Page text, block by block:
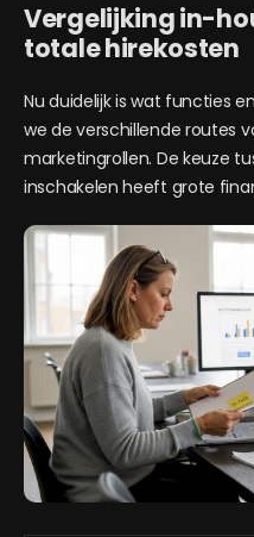
Vergelijking in-
totale hirekosten
Nu duidelijk is wat functies
we de verschillende routes
marketingrollen. De keuze
inschakelen heeft grote